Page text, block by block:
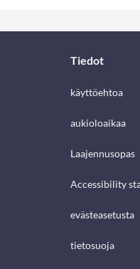
Tiedot
käyttöehtoa
aukioloaikaa
Laajennusopas
Accessibility
evästeasetusta
tietosuoja